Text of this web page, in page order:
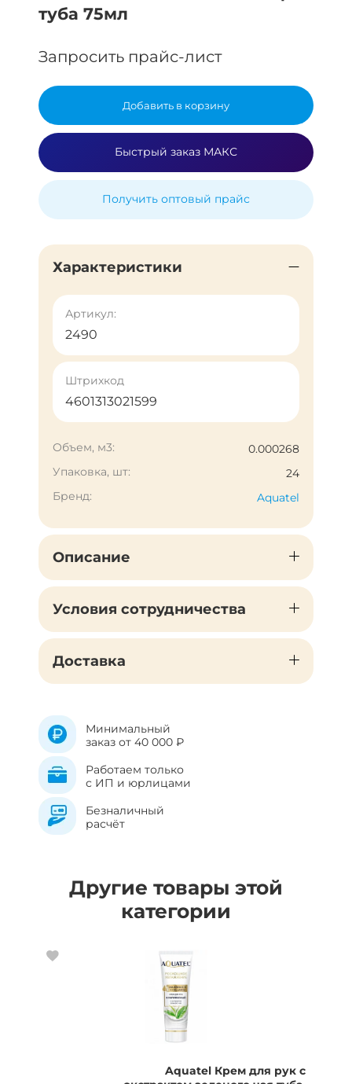
туба 75мл
Запросить прайс-лист
Добавить в корзину
Быстрый заказ МАКС
Получить оптовый прайс
Характеристики
Артикул:
2490
Штрихкод
4601313021599
Объем, м3:
0.000268
Упаковка, шт:
24
Бренд:
Aquatel
Описание
Условия сотрудничества
Доставка
Минимальный
заказ от 40 000 ₽
Работаем только
с ИП и юрлицами
Безналичный
расчёт
Другие товары этой
категории
Aquatel Крем для рук с